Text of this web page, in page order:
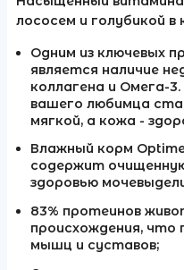
лососем и голубикой в
Одним из ключевых
является наличие
коллагена и Омега-
вашего любимца
мягкой, а кожа -
Влажный корм
содержит
здоровью
83% протеинов
происхождения,
мышц и суставов;